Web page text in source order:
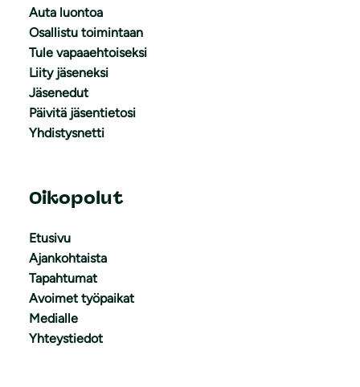
Auta luontoa
Osallistu toimintaan
Tule vapaaehtoiseksi
Liity jäseneksi
Jäsenedut
Päivitä jäsentietosi
Yhdistysnetti
Oikopolut
Etusivu
Ajankohtaista
Tapahtumat
Avoimet työpaikat
Medialle
Yhteystiedot